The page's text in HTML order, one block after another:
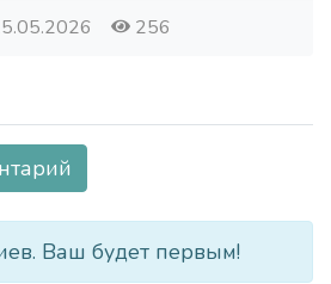
256
Ваш будет первым!